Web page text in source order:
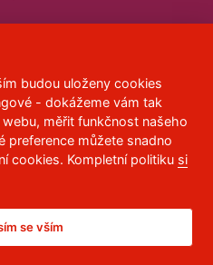
,Studentská 95
036 112, 466 036 113
budou uloženy cookies
- dokážeme vám tak
měřit funkčnost našeho
preference můžete snadno
cookies. Kompletní politiku si
se vším